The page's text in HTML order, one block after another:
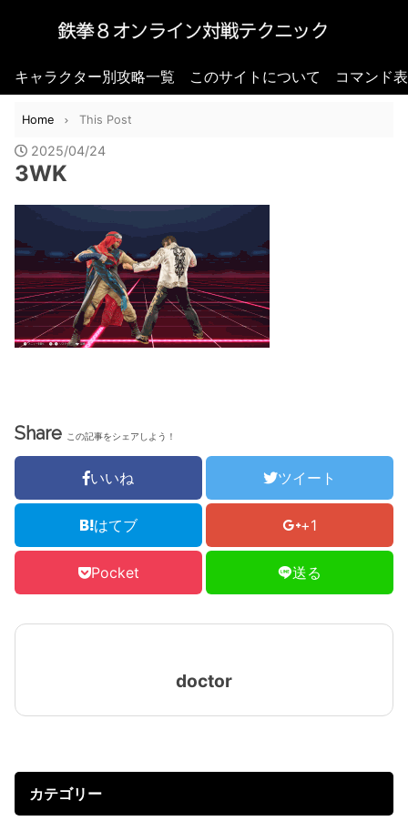
キャラクター別攻略一覧 このサイトについて コマンド
Home This Post
2025/04/24
3WK
Share この記事をシェアしよう！
いいね ツイート
はてブ +1
Pocket 送る
doctor
カテゴリー